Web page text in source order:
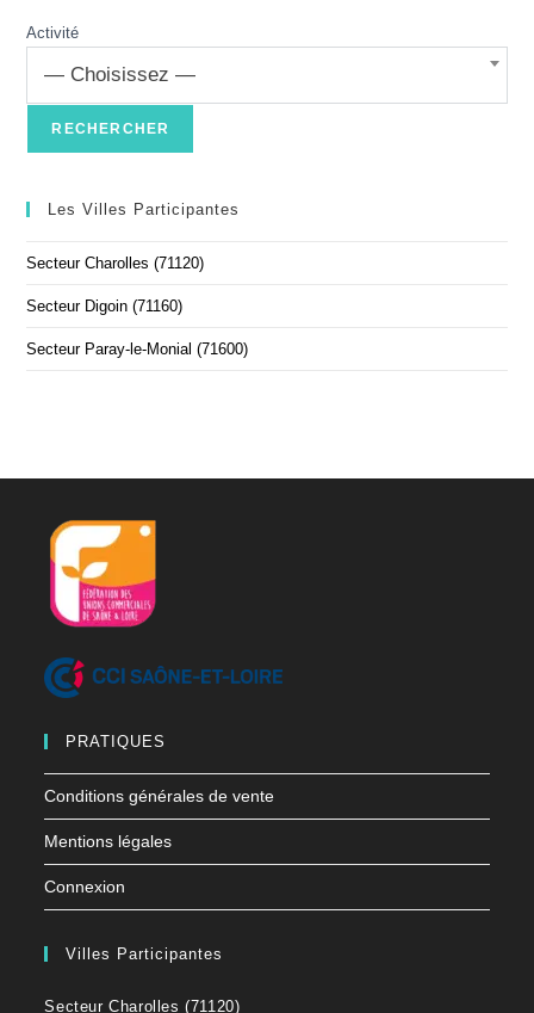
Activité
— Choisissez —
Les Villes Participantes
Secteur Charolles (71120)
Secteur Digoin (71160)
Secteur Paray-le-Monial (71600)
PRATIQUES
Conditions générales de vente
Mentions légales
Connexion
Villes Participantes
Secteur Charolles (71120)